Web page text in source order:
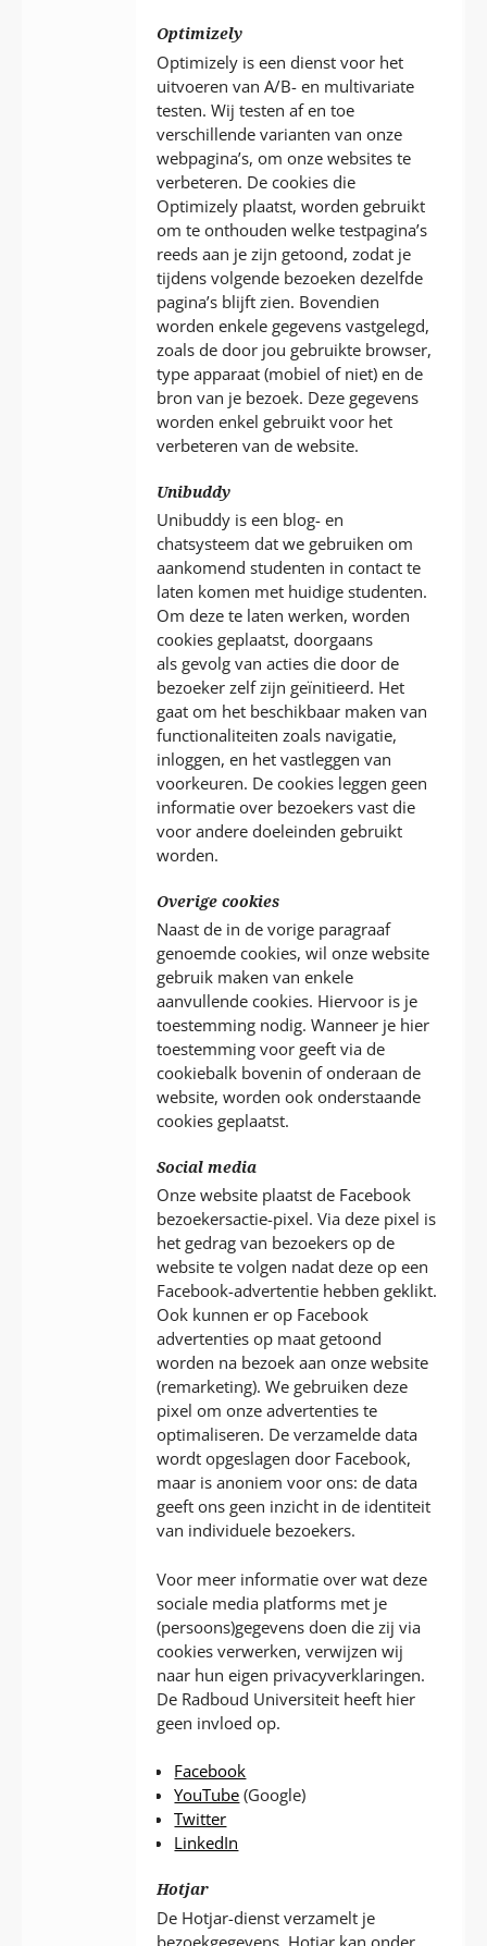
Optimizely
Optimizely is een dienst voor het
uitvoeren van A/B- en multivariate
testen. Wij testen af en toe
verschillende varianten van onze
webpagina’s, om onze websites te
verbeteren. De cookies die
Optimizely plaatst, worden gebruikt
om te onthouden welke testpagina’s
reeds aan je zijn getoond, zodat je
tijdens volgende bezoeken dezelfde
pagina’s blijft zien. Bovendien
worden enkele gegevens vastgelegd,
zoals de door jou gebruikte browser,
type apparaat (mobiel of niet) en de
bron van je bezoek. Deze gegevens
worden enkel gebruikt voor het
verbeteren van de website.
Unibuddy
Unibuddy is een blog- en
chatsysteem dat we gebruiken om
aankomend studenten in contact te
laten komen met huidige studenten.
Om deze te laten werken, worden
cookies geplaatst, doorgaans
als gevolg van acties die door de
bezoeker zelf zijn geïnitieerd. Het
gaat om het beschikbaar maken van
functionaliteiten zoals navigatie,
inloggen, en het vastleggen van
voorkeuren. De cookies leggen geen
informatie over bezoekers vast die
voor andere doeleinden gebruikt
worden.
Overige cookies
Naast de in de vorige paragraaf
genoemde cookies, wil onze website
gebruik maken van enkele
aanvullende cookies. Hiervoor is je
toestemming nodig. Wanneer je hier
toestemming voor geeft via de
cookiebalk bovenin of onderaan de
website, worden ook onderstaande
cookies geplaatst.
Social media
Onze website plaatst de Facebook
bezoekersactie-pixel. Via deze pixel is
het gedrag van bezoekers op de
website te volgen nadat deze op een
Facebook-advertentie hebben geklikt.
Ook kunnen er op Facebook
advertenties op maat getoond
worden na bezoek aan onze website
(remarketing). We gebruiken deze
pixel om onze advertenties te
optimaliseren. De verzamelde data
wordt opgeslagen door Facebook,
maar is anoniem voor ons: de data
geeft ons geen inzicht in de identiteit
van individuele bezoekers.
Voor meer informatie over wat deze
sociale media platforms met je
(persoons)gegevens doen die zij via
cookies verwerken, verwijzen wij
naar hun eigen privacyverklaringen.
De Radboud Universiteit heeft hier
geen invloed op.
Facebook
YouTube (Google)
Twitter
LinkedIn
Hotjar
De Hotjar-dienst verzamelt je
bezoekgegevens. Hotjar kan onder